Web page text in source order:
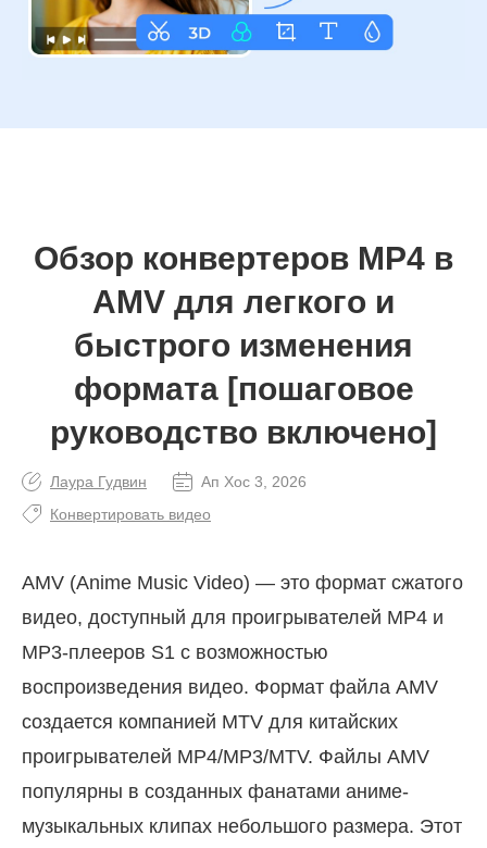
Обзор конвертеров MP4 в
AMV для легкого и
быстрого изменения
формата [пошаговое
руководство включено]
Лаура Гудвин
Ап Хос 3, 2026
Конвертировать видео
AMV (Anime Music Video) — это формат сжатого
видео, доступный для проигрывателей MP4 и
MP3-плееров S1 с возможностью
воспроизведения видео. Формат файла AMV
создается компанией MTV для китайских
проигрывателей MP4/MP3/MTV. Файлы AMV
популярны в созданных фанатами аниме-
музыкальных клипах небольшого размера. Этот